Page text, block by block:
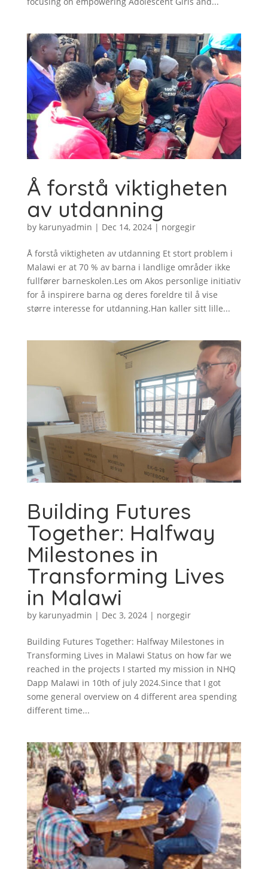
Å forstå viktigheten
av utdanning
by karunyadmin | Dec 14, 2024| norgegir
Å forstå viktigheten av utdanning Et stort problem i
Malawi er at 70 % av barna i landlige områder ikke
fullfører barneskolen.Les om Akos personlige initiativ
for å inspirere barna og deres foreldre til å vise
større interesse for utdanning.Han kaller sitt lille...
Building Futures
Together: Halfway
Milestones in
Transforming Lives
in Malawi
by karunyadmin | Dec 3, 2024| norgegir
Building Futures Together: Halfway Milestones in
Transforming Lives in Malawi Status on how far we
reached in the projects I started my mission in NHQ
Dapp Malawi in 10th of july 2024.Since that I got
some general overview on 4 different area spending
different time...